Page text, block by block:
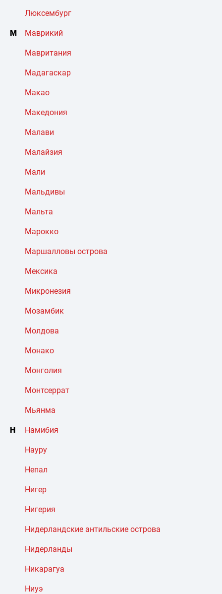
Люксембург
М Маврикий
Мавритания
Мадагаскар
Макао
Македония
Малави
Малайзия
Мали
Мальдивы
Мальта
Марокко
Маршалловы острова
Мексика
Микронезия
Мозамбик
Молдова
Монако
Монголия
Монтсеррат
Мьянма
Н Намибия
Науру
Непал
Нигер
Нигерия
Нидерландские антильские острова
Нидерланды
Никарагуа
Ниуэ